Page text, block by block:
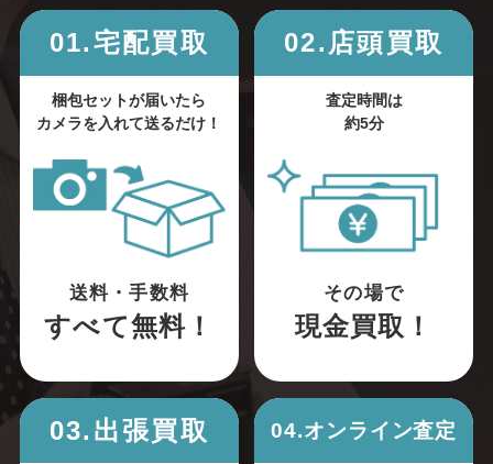
01.宅配買取
梱包セットが届いたら
カメラを入れて送るだけ！
送料・手数料
すべて無料！
02.店頭買取
査定時間は
約5分
その場で
現金買取！
03.出張買取 04.オンライン査定